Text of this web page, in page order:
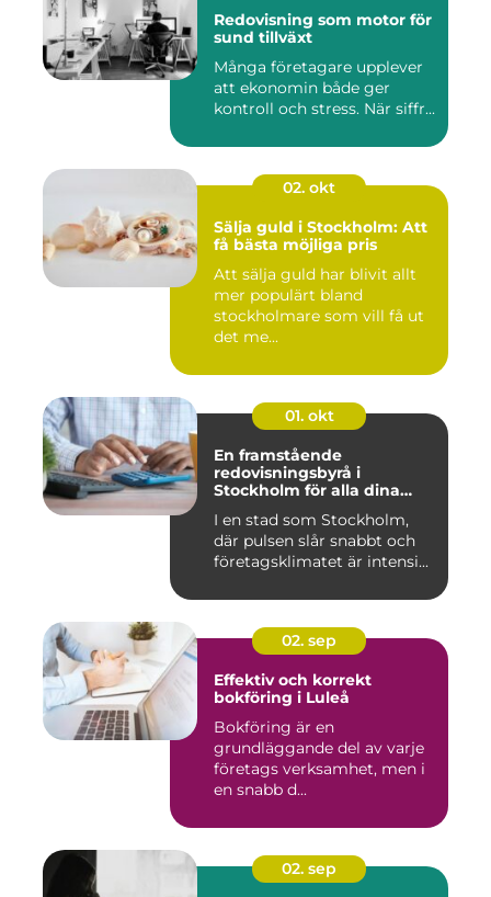
Redovisning som motor för
sund tillväxt
Många företagare upplever
att ekonomin både ger
kontroll och stress. När siffr...
02. okt
Sälja guld i Stockholm: Att
få bästa möjliga pris
Att sälja guld har blivit allt
mer populärt bland
stockholmare som vill få ut
det me...
01. okt
En framstående
redovisningsbyrå i
Stockholm för alla dina
I en stad som Stockholm,
där pulsen slår snabbt och
företagsklimatet är intensi...
02. sep
Effektiv och korrekt
bokföring i Luleå
Bokföring är en
grundläggande del av varje
företags verksamhet, men i
en snabb d...
02. sep